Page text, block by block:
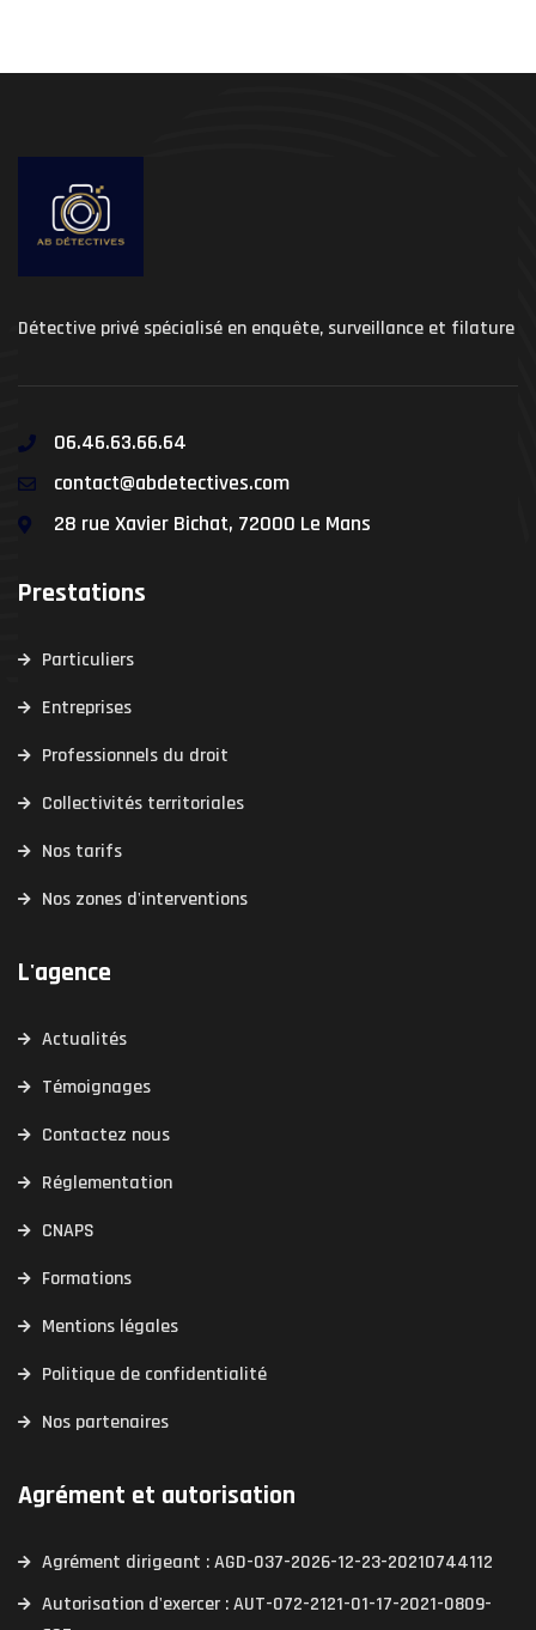
Détective privé spécialisé en enquête, surveillance et filature
06.46.63.66.64
contact@abdetectives.com
28 rue Xavier Bichat, 72000 Le Mans
Prestations
Particuliers
Entreprises
Professionnels du droit
Collectivités territoriales
Nos tarifs
Nos zones d'interventions
L'agence
Actualités
Témoignages
Contactez nous
Réglementation
CNAPS
Formations
Mentions légales
Politique de confidentialité
Nos partenaires
Agrément et autorisation
Agrément dirigeant : AGD-037-2026-12-23-20210744112
Autorisation d'exercer : AUT-072-2121-01-17-2021-0809-